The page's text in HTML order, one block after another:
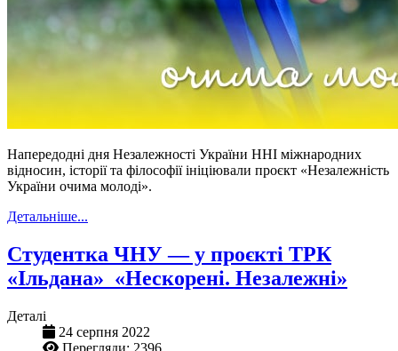
Напередодні дня Незалежності України ННІ міжнародних
відносин, історії та філософії ініціювали проєкт «Незалежність
України очима молоді».
Детальніше...
Студентка ЧНУ — у проєкті ТРК
«Ільдана» «Нескорені. Незалежні»
Деталі
24 серпня 2022
Перегляди: 2396